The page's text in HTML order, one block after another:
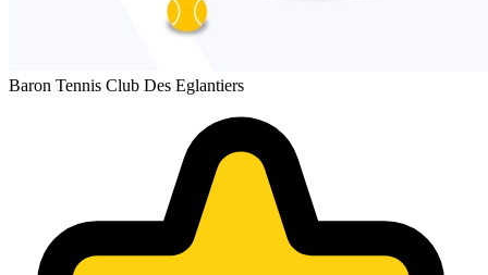
Baron Tennis Club Des Eglantiers